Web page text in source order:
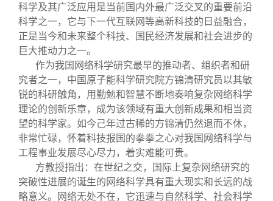
科学及其广泛应用是当前国内外最广泛交叉的重要前沿
科学之一，它与下一代互联网等高新科技的日益融合，
正是当今和未来整个科技、国民经济发展和社会进步的
巨大推动力之一。
作为我国网络科学研究最早的推动者、组织者和研
究者之一，中国原子能科学研究院方锦清研究员以其敏
锐的科研触角，用勤勉和智慧不断地奏响复杂网络科学
理论的创新乐章，成为该领域有重大创新成果和相当资
望的科学家。如今己年过古稀的方锦清仍然退而不休，
非常忙碌，怀着科技报国的拳拳之心对我国网络科学与
工程事业发展尽心尽力，着实难能可贵。
方教授指出：在世纪之交，国际上复杂网络研究的
突破性进展的诞生的网络科学具有重大现实和长远的战
略意义。网络无处不在，它迅速与自然科学、社会科学